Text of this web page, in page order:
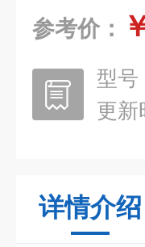
参考价：
型号
更新
详情介绍